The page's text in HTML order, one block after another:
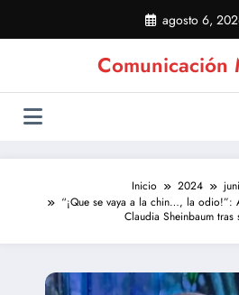
contenido
agosto 6,
Comunicación
Inicio 2024
“¡Que se vaya a la chin…, la odio!”:
Claudia Sheinbaum tras